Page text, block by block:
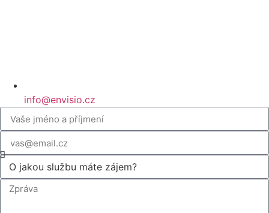
info@envisio.cz